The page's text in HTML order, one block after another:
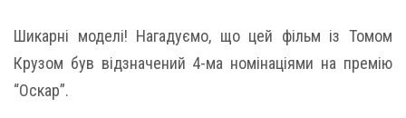
Шикарні моделі! Нагадуємо, що цей фільм із Томом
Крузом був відзначений 4-ма номінаціями на премію
“Оскар”.